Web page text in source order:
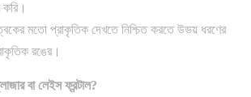
মতো প্রাকৃতিক দেখতে নিশ্চিত করতে উভয় ধরণের
রঙের।
বা লেইস ফ্রন্টাল?